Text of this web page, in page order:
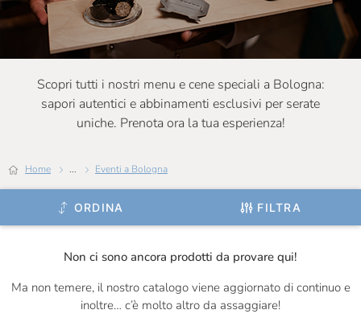
Scopri tutti i nostri menu e cene speciali a Bologna:
sapori autentici e abbinamenti esclusivi per serate
uniche. Prenota ora la tua esperienza!
Home ... Eventi a Bologna
ORDINA FILTRA
Non ci sono ancora prodotti da provare qui!
Ma non temere, il nostro catalogo viene aggiornato di continuo e
inoltre… c’è molto altro da assaggiare!